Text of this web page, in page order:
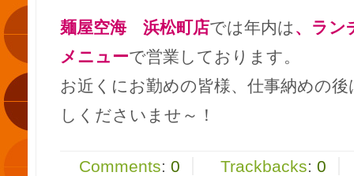
麺屋空海 浜松町店では年内は 、ラン
メニューで営業しております。
お近くにお勤めの皆様、仕事納めの
しくださいませ～！
Comments: 0 Trackbacks: 0